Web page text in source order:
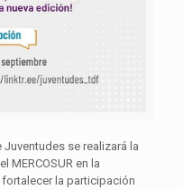
se realizará la
MERCOSUR en la
la participación